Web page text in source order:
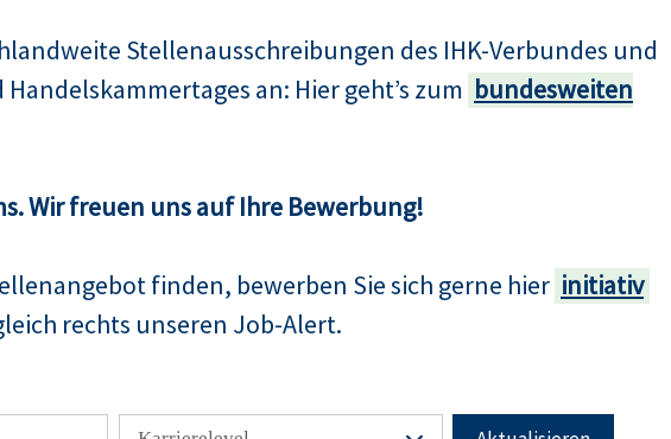
Stellenausschreibungen des IHK-Verbundes und
an: Hier geht’s zum bundesweiten
Wir freuen uns auf Ihre Bewerbung!
finden, bewerben Sie sich gerne hier initiativ
rechts unseren Job-Alert.